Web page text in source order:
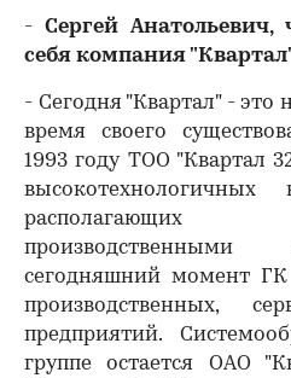
- Сергей Анатольевич,
себя компания
- Сегодня "Квартал" - это
время своего
1993 году ТОО "Квартал
высокотехнологичных
располагающих
сегодняшний момент ГК
производственных,
предприятий.
группе остается ОАО